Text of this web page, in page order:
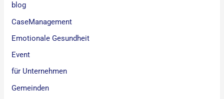
blog
CaseManagement
Emotionale Gesundheit
Event
für Unternehmen
Gemeinden